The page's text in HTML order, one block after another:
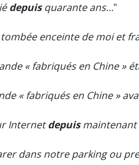
depuisquarante ans…"
enceinte de moi et
« fabriqués en Chine »
« fabriqués en Chine »
Internetdepuismaintenant
dans notre parking ou